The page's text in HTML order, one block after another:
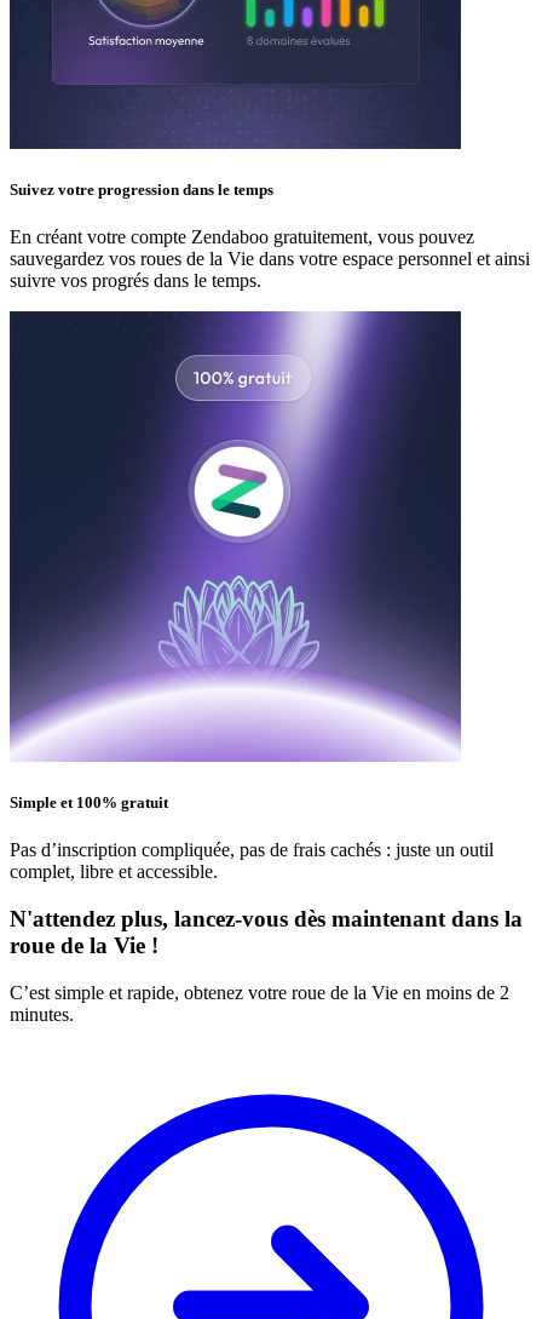
Suivez votre progression dans le temps
En créant votre compte Zendaboo gratuitement, vous pouvez
sauvegardez vos roues de la Vie dans votre espace personnel et ainsi
suivre vos progrés dans le temps.
Simple et 100% gratuit
Pas d’inscription compliquée, pas de frais cachés : juste un outil
complet, libre et accessible.
N'attendez plus, lancez-vous dès maintenant dans la
roue de la Vie !
C’est simple et rapide, obtenez votre roue de la Vie en moins de 2
minutes.